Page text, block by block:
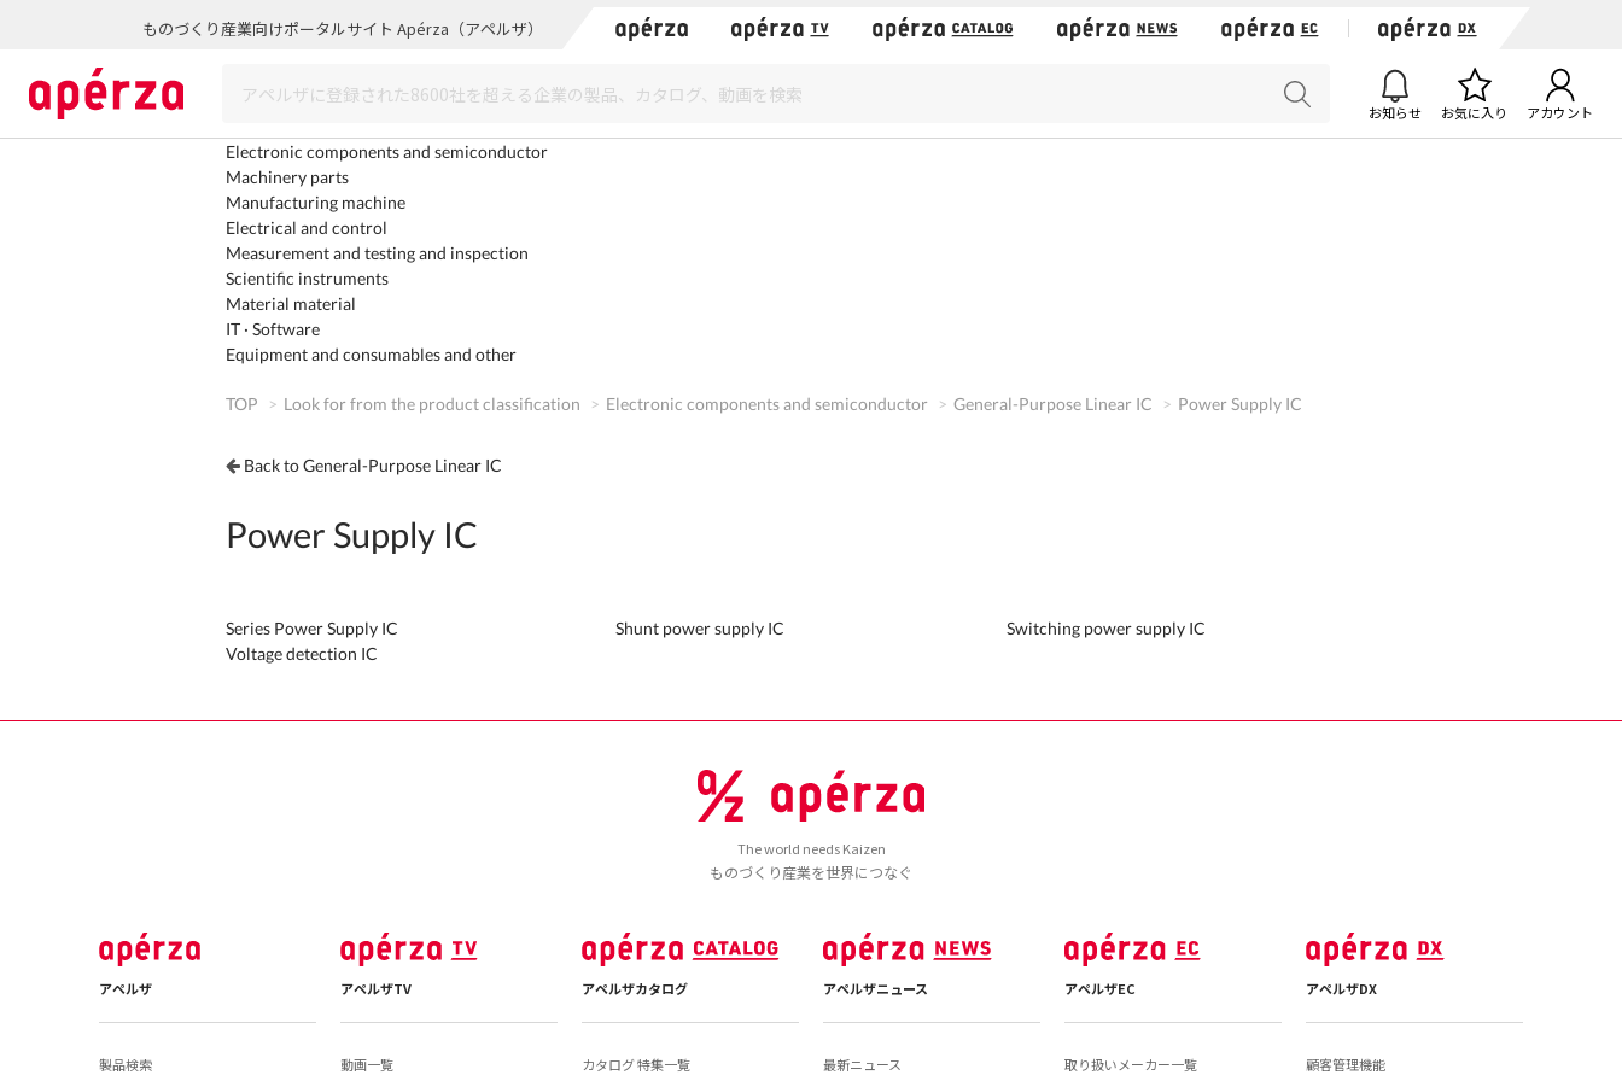
ものづくり産業向けポータルサイト Apérza（アペルザ）
お知らせ お気に入り アカウント
Electronic components and semiconductor
Machinery parts
Manufacturing machine
Electrical and control
Measurement and testing and inspection
Scientific instruments
Material material
IT · Software
Equipment and consumables and other
TOP Look for from the product classification Electronic components and semiconductor General-Purpose Linear IC Power Supply IC
Back to General-Purpose Linear IC
Power Supply IC
Series Power Supply IC Shunt power supply IC
Switching power supply IC
Voltage detection IC
The world needs Kaizen
ものづくり産業を世界につなぐ
アペルザ
製品検索
アペルザTV
動画一覧
アペルザカタログ
カタログ 特集一覧
アペルザニュース
最新ニュース
アペルザEC
取り扱いメーカー一覧
アペルザDX
顧客管理機能